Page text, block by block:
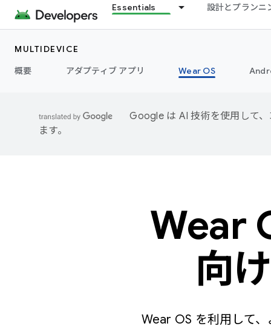
Essentials 設計とプランニ
MULTIDEVICE
概要
アダプティブ アプリ Wear OS
Google は AI 技術を使用して
ます。
Wear
向
Wear OS を利用して